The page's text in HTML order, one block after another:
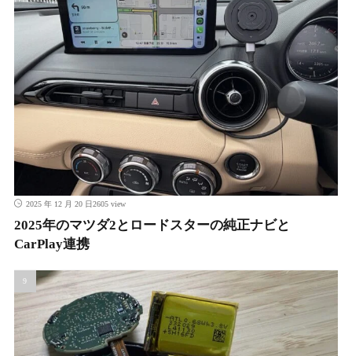
2025 年 12 月 20 日2605 view
2025年のマツダ2とロードスターの純正ナビと
CarPlay連携